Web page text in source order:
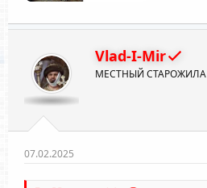
Vlad-I-Mir
МЕСТНЫЙ СТАРОЖИЛА
07.02.2025